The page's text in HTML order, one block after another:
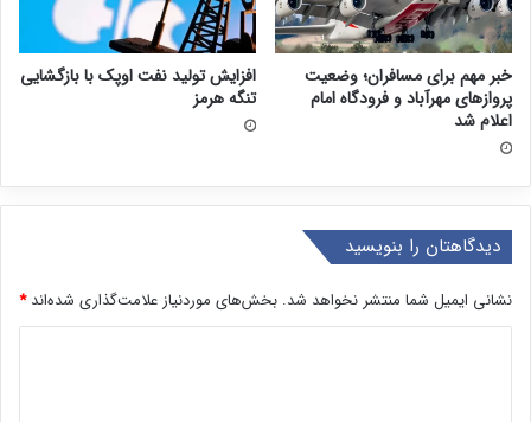
خبر مهم برای مسافران؛ وضعیت
پروازهای مهرآباد و فرودگاه امام
اعلام شد
افزایش تولید نفت اوپک با بازگشایی
تنگه هرمز
دیدگاهتان را بنویسید
نشانی ایمیل شما منتشر نخواهد شد. بخش‌های موردنیاز علامت‌گذاری شده‌اند*